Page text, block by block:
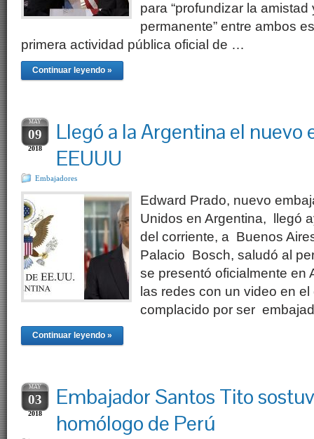
para “profundizar la
permanente” entre ambos
primera actividad pública oficial de …
Continuar leyendo »
MAY
09
2018
Llegó a la Argentina el nuevo
EEUUU
Embajadores
Edward Prado, nuevo
Unidos en Argentina, llegó
del corriente, a Buenos
Palacio Bosch, saludó al
se presentó oficialmente en
las redes con un video en
complacido por ser
Continuar leyendo »
MAY
03
2018
Embajador Santos Tito
homólogo de Perú